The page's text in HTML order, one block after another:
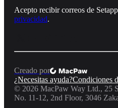
Acepto recibir correos de
privacidad.
Creado por
¿Necesitas ayuda?Condiciones
© 2026 MacPaw Way Ltd., 25
No. 11-12, 2nd Floor, 3046